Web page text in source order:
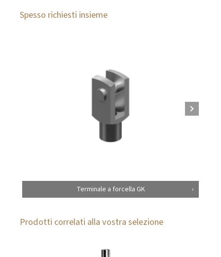
Spesso richiesti insieme
Terminale a forcella GK
Prodotti correlati alla vostra selezione